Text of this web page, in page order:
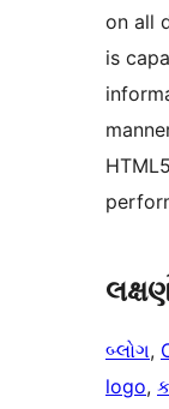
on all
is
બ્લોગ,
logo,